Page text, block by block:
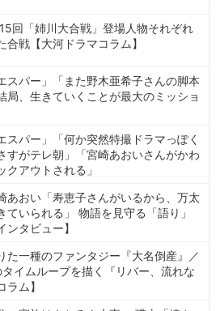
回「姉川大合戦」登場人物それぞれ
合戦【大河ドラマコラム】
スパー」「また野木亜希子さんの脚本
局、生きていくことが最大のミッショ
スパー」「何か突然特撮ドラマっぽく
すがテレ朝」「宮崎あおいさんがかわ
クアウトされる」
あおい「寿恵子さんがいるから、万太
ていられる」 物語を見守る「語り」
ンタビュー】
た一種のファンタジー『大名倒産』／
イムループを描く『リバー、流れな
ム】